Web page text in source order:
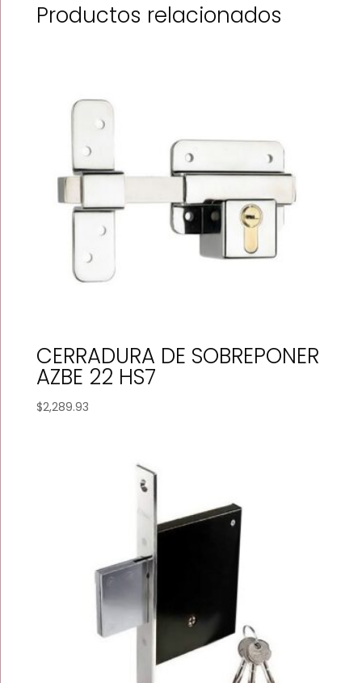
Productos relacionados
CERRADURA DE SOBREPONER
AZBE 22 HS7
$2,289.93